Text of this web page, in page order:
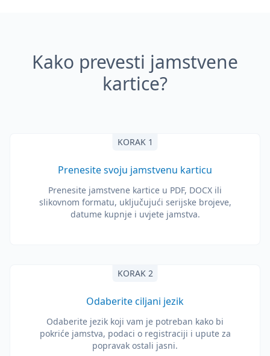
Kako prevesti jamstvene
kartice?
KORAK 1
Prenesite svoju jamstvenu karticu
Prenesite jamstvene kartice u PDF, DOCX ili
slikovnom formatu, uključujući serijske brojeve,
datume kupnje i uvjete jamstva.
KORAK 2
Odaberite ciljani jezik
Odaberite jezik koji vam je potreban kako bi
pokriće jamstva, podaci o registraciji i upute za
popravak ostali jasni.